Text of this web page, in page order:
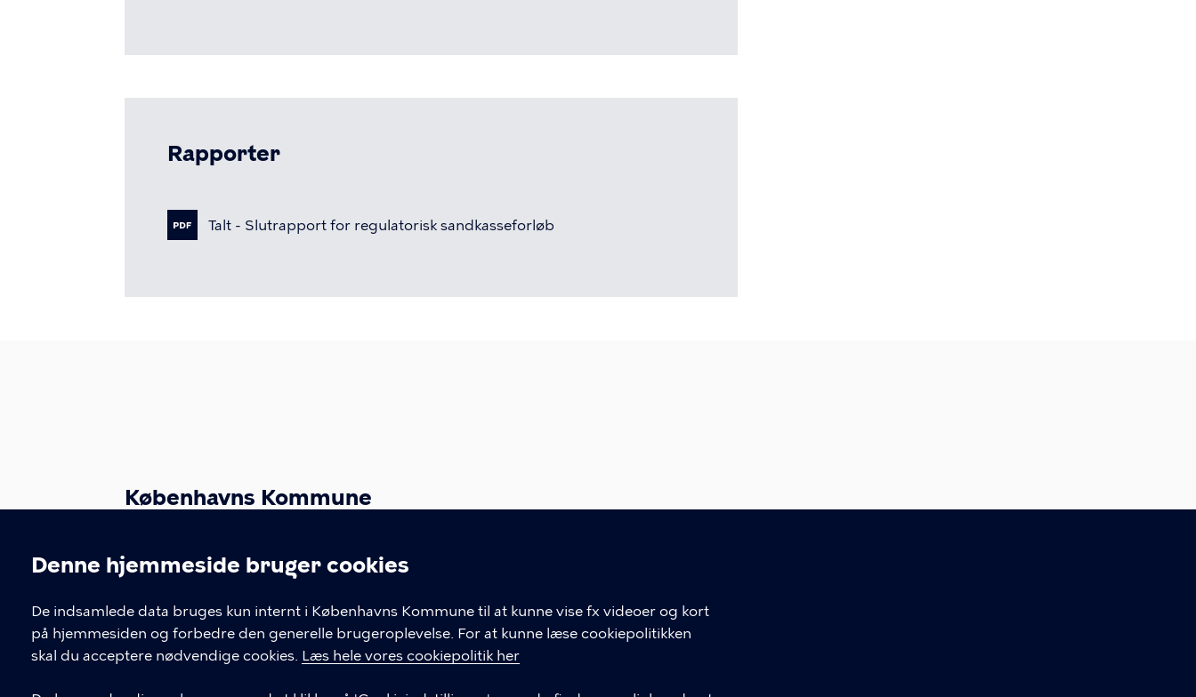
Cookieindstillinger
Denne hjemmeside bruger cookies
De indsamlede data bruges kun internt i Københavns Kommune til at kunne vise fx videoer og kort
på hjemmesiden og forbedre den generelle brugeroplevelse. For at kunne læse cookiepolitikken
skal du acceptere nødvendige cookies. Læs hele vores cookiepolitik her
Rapporter
Talt - Slutrapport for regulatorisk sandkasseforløb
Københavns Kommune
Afdeling for Digitale Projekter
2200 København N
KONTAKT LINKS